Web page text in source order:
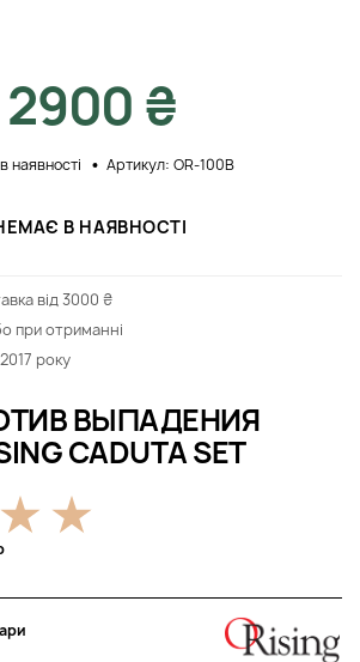
ВЫПАДЕНИЯ
CADUTA SET
2900 ₴
наявності Артикул: OR-100В
В НАЯВНОСТІ
від 3000 ₴
при отриманні
року